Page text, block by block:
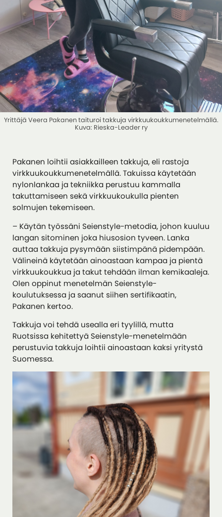
Yrittäjä Veera Pakanen taituroi takkuja virkkuukoukkumenetelmällä.
Kuva: Rieska-Leader ry
Pakanen loihtii asiakkailleen takkuja, eli rastoja
virkkuukoukkumenetelmällä. Takuissa käytetään
nylonlankaa ja tekniikka perustuu kammalla
takuttamiseen sekä virkkuukoukulla pienten
solmujen tekemiseen.
– Käytän työssäni Seienstyle-metodia, johon kuuluu
langan sitominen joka hiusosion tyveen. Lanka
auttaa takkuja pysymään siistimpänä pidempään.
Välineinä käytetään ainoastaan kampaa ja pientä
virkkuukoukkua ja takut tehdään ilman kemikaaleja.
Olen oppinut menetelmän Seienstyle-
koulutuksessa ja saanut siihen sertifikaatin,
Pakanen kertoo.
Takkuja voi tehdä usealla eri tyylillä, mutta
Ruotsissa kehitettyä Seienstyle-menetelmään
perustuvia takkuja loihtii ainoastaan kaksi yritystä
Suomessa.